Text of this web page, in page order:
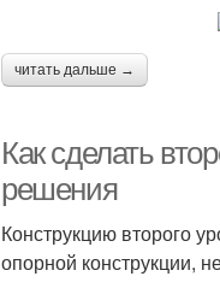
читать дальше →
Как сделать
решения
Конструкцию второго
опорной конструкции,